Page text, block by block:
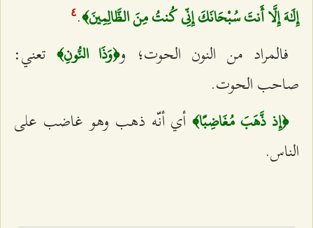
إِلَٰهَ إِلَّا أَنتَ سُبْحَانَكَ إِنِّي كُنتُ مِنَ الظَّالِمِينَ﴾. ٤
فالمراد من النون الحوت؛ و﴿وَذَا النُّونِ﴾تعني:
صاحب الحوت.
﴿إِذ ذَّهَبَ مُغَاضِبًا﴾أي أنّه ذهب وهو غاضب على
الناس.